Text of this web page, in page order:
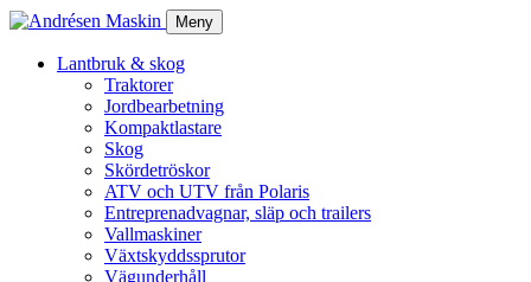
Meny
Lantbruk & skog
Traktorer
Jordbearbetning
Kompaktlastare
Skog
Skördetröskor
ATV och UTV från Polaris
Entreprenadvagnar, släp och trailers
Vallmaskiner
Växtskyddssprutor
Vägunderhåll